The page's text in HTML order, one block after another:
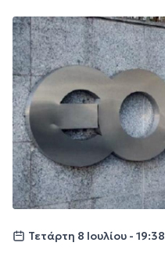
Τετάρτη 8 Ιουλίου - 19:38